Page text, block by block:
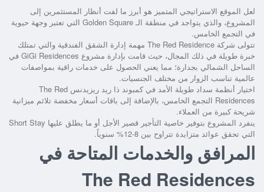
لعل الموقع الاستراتيجي المتميز هو أبرز ما لفت أنظار المستثمرين إلى
المشروع، والذي يتواجد في منطقة الـ Golden Square التي تعتبر وجهة حيوية
في التجمع الخامس.
تتولى شركة The Red Residence مهمة إدارة الشقق الفندقية والتي تمتلك
خبرة طويلة في ذلك المجال، حيث قامت بإدارة مشروع GiGi Residences في
الساحل الشمالي بجدارة؛ مما يعني الحصول على خدمات راقية بمواصفات
عالمية تناسب الزوار من مختلف الجنسيات.
اختيار أنظمة سداد طويلة الأمد في
كمبوند ذا ريد ريزيدنس The Red
Residences التجمع الخامس،
بالإضافة إلى باقات أسعار مخفضة تلائم ميزانية
شريحة كبيرة من العملاء.
ينفرد المشروع بتوفير خاصية التأجير قصير الأجل أو ما يطلق عليها Short Stay
التي تحقق عوائد متزايدة تتراوح بين 8-12% سنوياً.
المرافق والخدمات المتاحة في
The Red Residences